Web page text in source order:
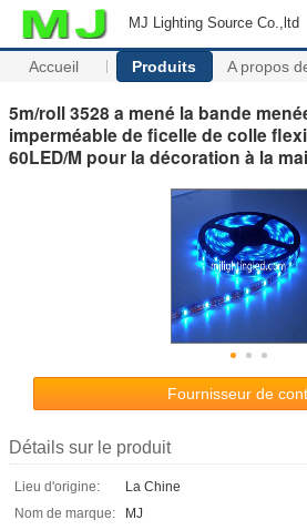
MJ Lighting Source Co.,ltd
Accueil Produits A propos
5m/roll 3528 a mené la bande
imperméable de ficelle de colle
60LED/M pour la décoration à la
Fournisseur de
Détails sur le produit
Lieu d'origine:
La Chine
Nom de marque:
MJ